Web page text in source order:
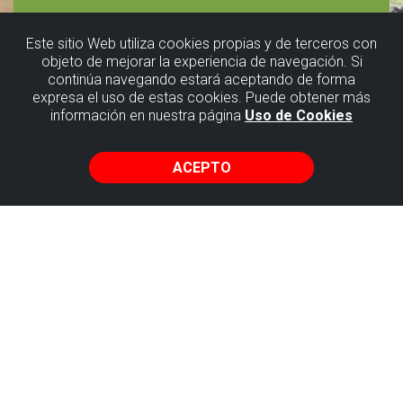
Este sitio Web utiliza cookies propias y de terceros con
objeto de mejorar la experiencia de navegación. Si
continúa navegando estará aceptando de forma
expresa el uso de estas cookies. Puede obtener más
información en nuestra página Uso de Cookies
ACEPTO